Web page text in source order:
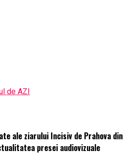
ale ziarului Incisiv de Prahova din
presei audiovizuale